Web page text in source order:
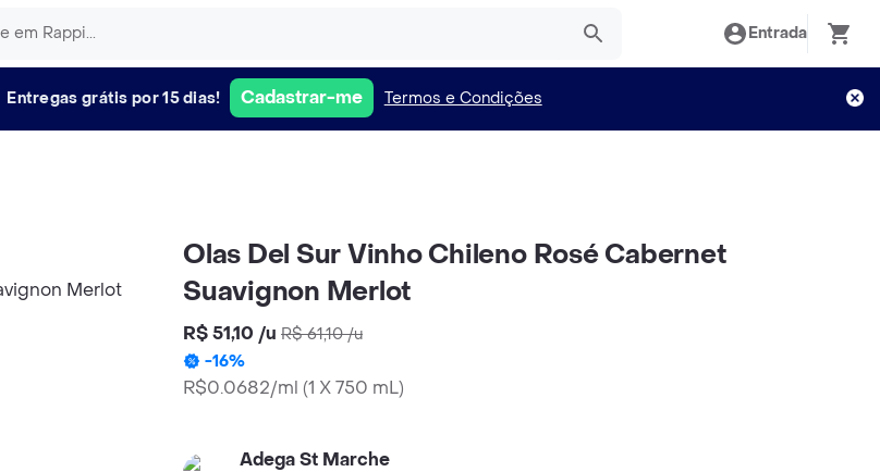
Entrada
Entregas grátis por 15 dias! Cadastrar-me Termos e Condições
Olas Del Sur Vinho Chileno Rosé Cabernet
Suavignon Merlot
R$ 51,10 /u R$ 61,10/u
-16%
R$0.0682/ml (1 X 750 mL)
Adega St Marche